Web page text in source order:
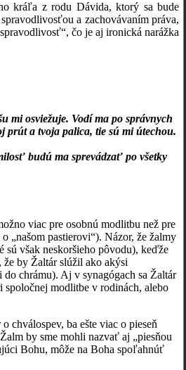
kráľa z rodu Dávida, ktorý sa bude
a zachovávaním práva,
čo je aj ironická narážka
mi osviežuje. Vodí ma po správnych
prút a tvoja palica, tie sú mi útechou.
budú ma sprevádzať po všetky
viac pre osobnú modlitbu než pre
„našom pastierovi“). Názor, že žalmy
sú však neskoršieho pôvodu), keďže
že by Žaltár slúžil ako akýsi
chrámu). Aj v synagógach sa Žaltár
spoločnej modlitbe v rodinách, alebo
chválospev, ba ešte viac o pieseň
by sme mohli nazvať aj „piesňou
Bohu, môže na Boha spoľahnúť